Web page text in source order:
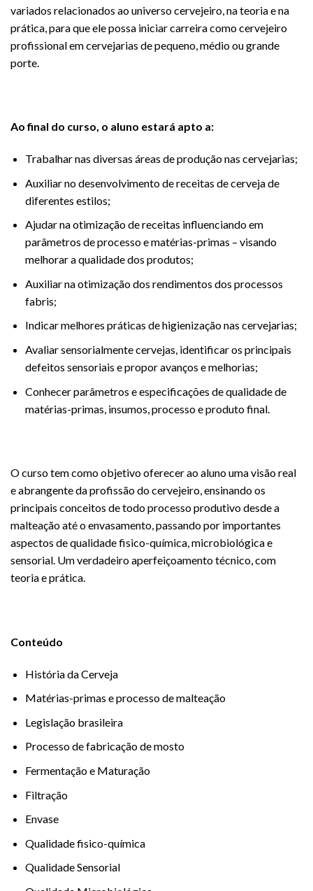
variados relacionados ao universo cervejeiro, na teoria e na
prática, para que ele possa iniciar carreira como cervejeiro
profissional em cervejarias de pequeno, médio ou grande
porte.
Ao final do curso, o aluno estará apto a:
Trabalhar nas diversas áreas de produção nas cervejarias;
Auxiliar no desenvolvimento de receitas de cerveja de
diferentes estilos;
Ajudar na otimização de receitas influenciando em
parâmetros de processo e matérias-primas – visando
melhorar a qualidade dos produtos;
Auxiliar na otimização dos rendimentos dos processos
fabris;
Indicar melhores práticas de higienização nas cervejarias;
Avaliar sensorialmente cervejas, identificar os principais
defeitos sensoriais e propor avanços e melhorias;
Conhecer parâmetros e especificações de qualidade de
matérias-primas, insumos, processo e produto final.
O curso tem como objetivo oferecer ao aluno uma visão real
e abrangente da profissão do cervejeiro, ensinando os
principais conceitos de todo processo produtivo desde a
malteação até o envasamento, passando por importantes
aspectos de qualidade fisico-química, microbiológica e
sensorial. Um verdadeiro aperfeiçoamento técnico, com
teoria e prática.
Conteúdo
História da Cerveja
Matérias-primas e processo de malteação
Legislação brasileira
Processo de fabricação de mosto
Fermentação e Maturação
Filtração
Envase
Qualidade fisico-química
Qualidade Sensorial